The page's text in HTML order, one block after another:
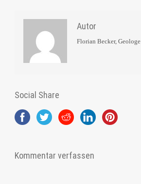
Autor
Florian Becker, Geologe
Social Share
Kommentar verfassen